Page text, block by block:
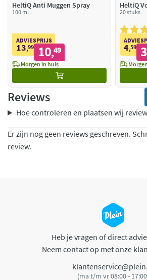
HeltiQ Anti Muggen Spray
100 ml
ADVIESPRIJS
13,99 10,49
Morgen in huis
HeltiQ
20 stuks
4,59 3
Reviews
Hoe controleren en plaatsen wij
Er zijn nog geen reviews geschreven.
review.
Heb je vragen of direct
Neem contact op met onze
(ma t/m vr 08:00 -